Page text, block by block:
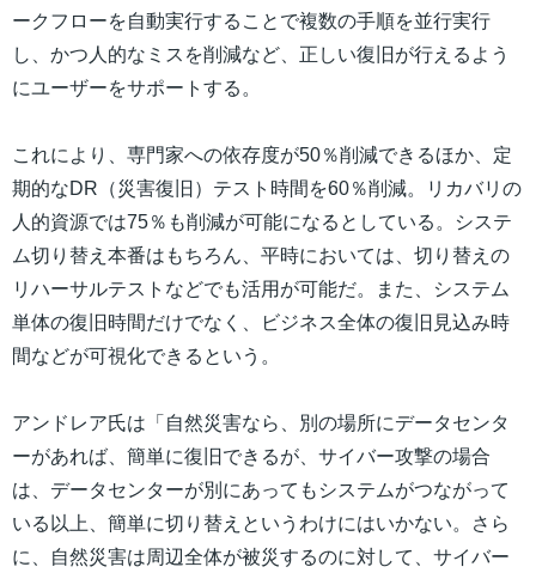
ークフローを自動実行することで複数の手順を並行実行
し、かつ人的なミスを削減など、正しい復旧が行えるよう
にユーザーをサポートする。
これにより、専門家への依存度が50％削減できるほか、定
期的なDR（災害復旧）テスト時間を60％削減。リカバリの
人的資源では75％も削減が可能になるとしている。システ
ム切り替え本番はもちろん、平時においては、切り替えの
リハーサルテストなどでも活用が可能だ。また、システム
単体の復旧時間だけでなく、ビジネス全体の復旧見込み時
間などが可視化できるという。
アンドレア氏は「自然災害なら、別の場所にデータセンタ
ーがあれば、簡単に復旧できるが、サイバー攻撃の場合
は、データセンターが別にあってもシステムがつながって
いる以上、簡単に切り替えというわけにはいかない。さら
に、自然災害は周辺全体が被災するのに対して、サイバー